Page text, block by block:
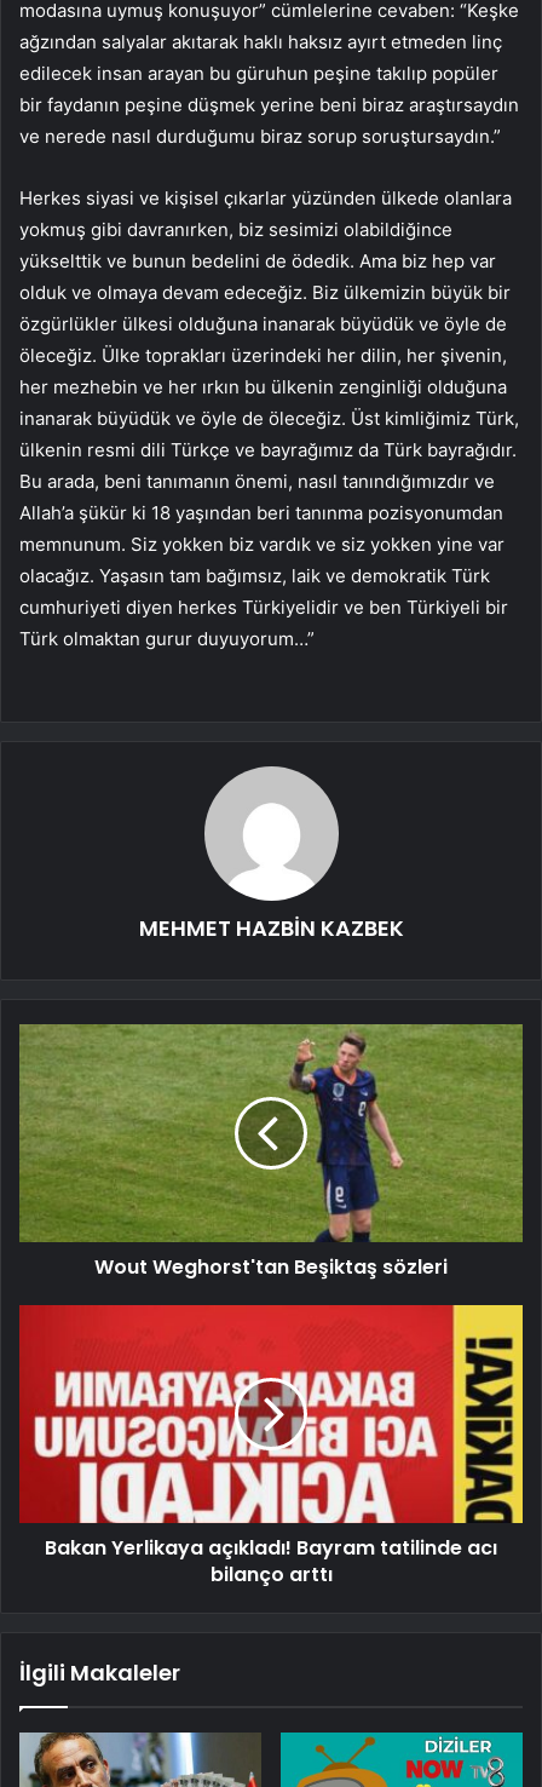
modasına uymuş konuşuyor” cümlelerine cevaben: “Keşke
ağzından salyalar akıtarak haklı haksız ayırt etmeden linç
edilecek insan arayan bu güruhun peşine takılıp popüler
bir faydanın peşine düşmek yerine beni biraz araştırsaydın
ve nerede nasıl durduğumu biraz sorup soruştursaydın.”
Herkes siyasi ve kişisel çıkarlar yüzünden ülkede olanlara
yokmuş gibi davranırken, biz sesimizi olabildiğince
yükselttik ve bunun bedelini de ödedik. Ama biz hep var
olduk ve olmaya devam edeceğiz. Biz ülkemizin büyük bir
özgürlükler ülkesi olduğuna inanarak büyüdük ve öyle de
öleceğiz. Ülke toprakları üzerindeki her dilin, her şivenin,
her mezhebin ve her ırkın bu ülkenin zenginliği olduğuna
inanarak büyüdük ve öyle de öleceğiz. Üst kimliğimiz Türk,
ülkenin resmi dili Türkçe ve bayrağımız da Türk bayrağıdır.
Bu arada, beni tanımanın önemi, nasıl tanındığımızdır ve
Allah’a şükür ki 18 yaşından beri tanınma pozisyonumdan
memnunum. Siz yokken biz vardık ve siz yokken yine var
olacağız. Yaşasın tam bağımsız, laik ve demokratik Türk
cumhuriyeti diyen herkes Türkiyelidir ve ben Türkiyeli bir
Türk olmaktan gurur duyuyorum…”
MEHMET HAZBİN KAZBEK
Wout Weghorst'tan Beşiktaş sözleri
Bakan Yerlikaya açıkladı! Bayram tatilinde acı
bilanço arttı
İlgili Makaleler